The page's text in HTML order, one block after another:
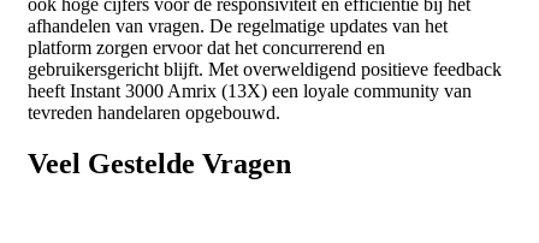
ook hoge cijfers voor de responsiviteit en efficiëntie bij het
afhandelen van vragen. De regelmatige updates van het
platform zorgen ervoor dat het concurrerend en
gebruikersgericht blijft. Met overweldigend positieve feedback
heeft Instant 3000 Amrix (13X) een loyale community van
tevreden handelaren opgebouwd.
Veel Gestelde Vragen